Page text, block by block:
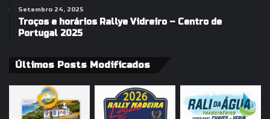
Setembro 24, 2025
Troços e horários Rallye Vidreiro – Centro de
Portugal 2025
Últimos Posts Modificados